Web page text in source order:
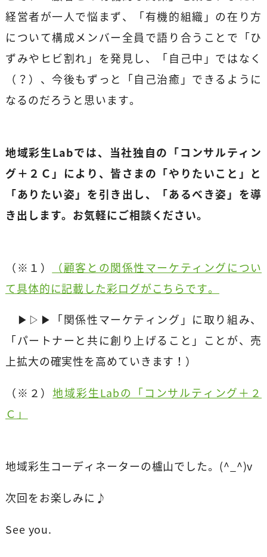
経営者が一人で悩まず、「有機的組織」の在り方
について構成メンバー全員で語り合うことで「ひ
ずみやヒビ割れ」を発見し、「自己中」ではなく
（？）、今後もずっと「自己治癒」できるように
なるのだろうと思います。
地域彩生Labでは、当社独自の「コンサルティン
グ＋２Ｃ」により、皆さまの「やりたいこと」と
「ありたい姿」を引き出し、「あるべき姿」を導
き出します。お気軽にご相談ください。
（※１）
（顧客との関係性マーケティングについ
て具体的に記載した彩ログがこちらです。
▶▷▶「関係性マーケティング」に取り組み、
「パートナーと共に創り上げること」ことが、売
上拡大の確実性を高めていきます！）
（※２）地域彩生Labの「コンサルティング＋２
Ｃ」
地域彩生コーディネーターの櫨山でした。(^_^)v
次回をお楽しみに♪
See you.